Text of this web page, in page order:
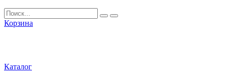
Корзина
Каталог